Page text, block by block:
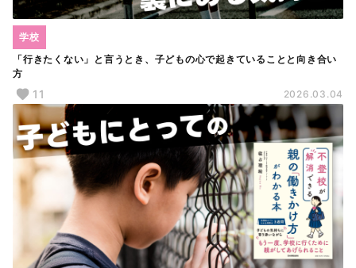
「行きたくない」と言うとき、子どもの心で起きていることと向き合い
方
学校
11 2026.03.04